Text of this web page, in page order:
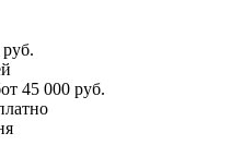
45 000 руб.